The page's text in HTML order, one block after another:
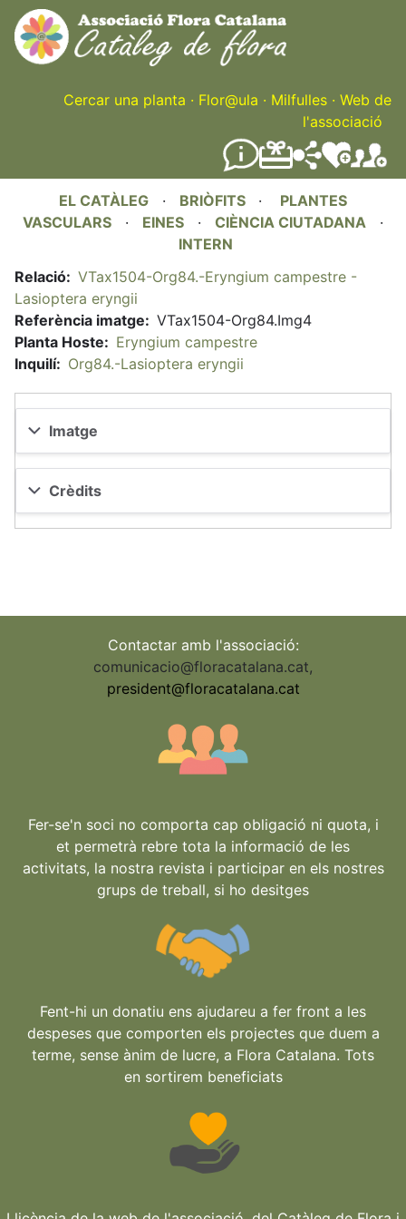
Skip
to
main
content
Cercar una planta · Flor@ula · Milfulles · Web de
l'associació
EL CATÀLEG · BRIÒFITS · PLANTES
VASCULARS · EINES · CIÈNCIA CIUTADANA ·
INTERN
Relació
VTax1504-Org84.-Eryngium campestre -
Lasioptera eryngii
Referència imatge
VTax1504-Org84.Img4
Planta Hoste
Eryngium campestre
Inquilí
Org84.-Lasioptera eryngii
Imatge
Crèdits
Contactar amb l'associació:
comunicacio@floracatalana.cat,
president@floracatalana.cat
Fer-se'n soci no comporta cap obligació ni quota, i
et permetrà rebre tota la informació de les
activitats, la nostra revista i participar en els nostres
grups de treball, si ho desitges
Fent-hi un donatiu ens ajudareu a fer front a les
despeses que comporten els projectes que duem a
terme, sense ànim de lucre, a Flora Catalana. Tots
en sortirem beneficiats